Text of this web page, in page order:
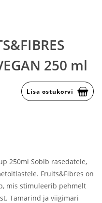
250 ml
Lisa ostukorvi
250ml Sobib rasedatele,
Fruits&Fibres on
mis stimuleerib pehmelt
Tamarind ja viigimari